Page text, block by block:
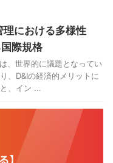
理における多様性
際規格
、世界的に議題となってい
、D&Iの経済的メリットに
、イン ...